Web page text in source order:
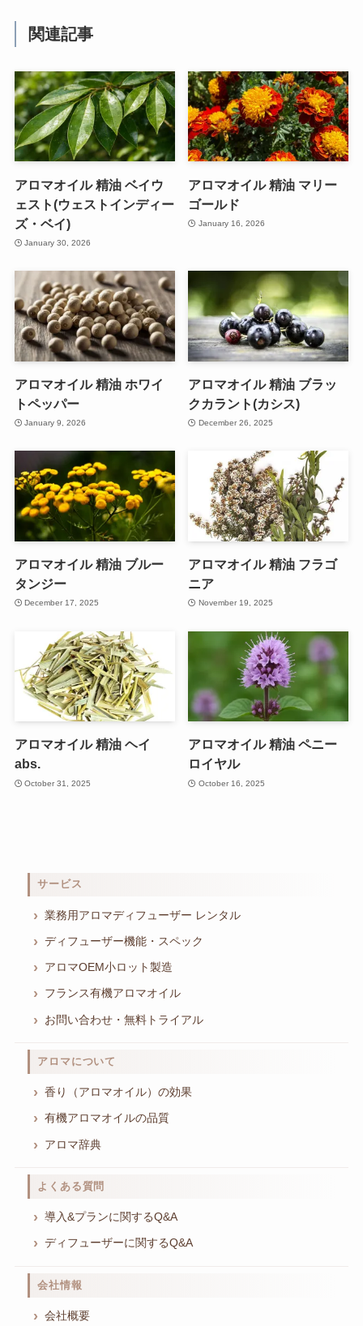
関連記事
アロマオイル 精油 ベイウ
ェスト(ウェストインディー
ズ・ベイ)
January 30, 2026
アロマオイル 精油 マリー
ゴールド
January 16, 2026
アロマオイル 精油 ホワイ
トペッパー
January 9, 2026
アロマオイル 精油 ブラッ
クカラント(カシス)
December 26, 2025
アロマオイル 精油 ブルー
タンジー
December 17, 2025
アロマオイル 精油 フラゴ
ニア
November 19, 2025
アロマオイル 精油 ヘイ
abs.
October 31, 2025
アロマオイル 精油 ペニー
ロイヤル
October 16, 2025
サービス
業務用アロマディフューザー レンタル
ディフューザー機能・スペック
アロマOEM小ロット製造
フランス有機アロマオイル
お問い合わせ・無料トライアル
アロマについて
香り（アロマオイル）の効果
有機アロマオイルの品質
アロマ辞典
よくある質問
導入&プランに関するQ&A
ディフューザーに関するQ&A
会社情報
会社概要